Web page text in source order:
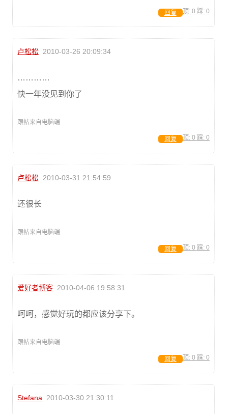
顶: 0 踩: 0
回复
卢松松 2010-03-26 20:09:34
…………
快一年没见到你了
跟帖来自电脑端
顶: 0 踩: 0
回复
卢松松 2010-03-31 21:54:59
还很长
跟帖来自电脑端
顶: 0 踩: 0
回复
爱好者博客 2010-04-06 19:58:31
呵呵，感觉好玩的都应该分享下。
跟帖来自电脑端
顶: 0 踩: 0
回复
Stefana 2010-03-30 21:30:11